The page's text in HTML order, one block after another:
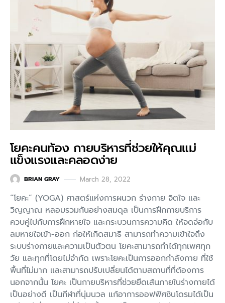
โยคะคนท้อง กายบริหารที่ช่วยให้คุณแม่
แข็งแรงและคลอดง่าย
BRIAN GRAY March 28, 2022
“โยคะ“ (YOGA) ศาสตร์แห่งการผนวก ร่างกาย จิตใจ และ
วิญญาณ หลอมรวมกันอย่างสมดุล เป็นการฝึกกายบริการ
ควบคู่ไปกับการฝึกหายใจ และกระบวนการความคิด ให้จดจ่อกับ
ลมหายใจเข้า-ออก ก่อให้เกิดสมาธิ สามารถทำความเข้าใจถึง
ระบบร่างกายและความเป็นตัวตน โยคะสามารถทำได้ทุกเพศทุก
วัย และทุกที่โดยไม่จำกัด เพราะโยคะเป็นการออกกำลังกาย ที่ใช้
พื้นที่ไม่มาก และสามารถปรับเปลี่ยนได้ตามสถานที่ที่ต้องการ
นอกจากนั้น โยคะ เป็นกายบริหารที่ช่วยยืดเส้นภายในร่างกายได้
เป็นอย่างดี เป็นกีฬาที่นุ่มนวล แก้อาการออฟฟิศซินโดรมได้เป็น